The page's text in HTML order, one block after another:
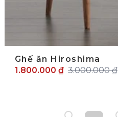
Ghế ăn Hiroshima
1.800.000 ₫ 3.000.000 ₫